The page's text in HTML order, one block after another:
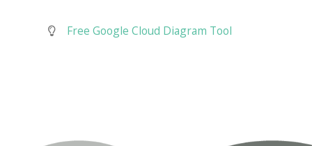
Free Google Cloud Diagram Tool